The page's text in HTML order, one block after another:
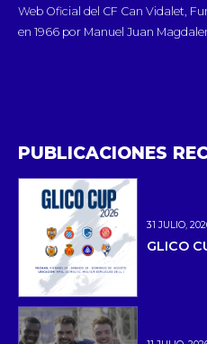
Web Oficial del CF Can Vidalet,
en 1966 por Manuel Juan
PUBLICACIONES
31 JULIO,
GLICO